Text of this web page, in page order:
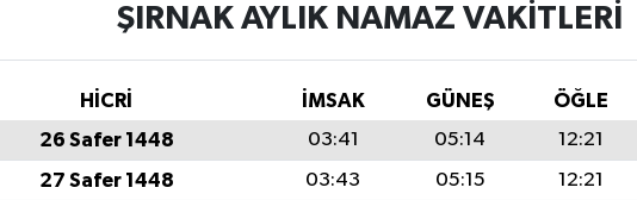
ŞIRNAK AYLIK NAMAZ VAKITLERI
HİCRİ İMSAK GÜNEŞ ÖĞLE
26 Safer 1448 03:41 05:14 12:21
27 Safer 1448 03:43 05:15 12:21